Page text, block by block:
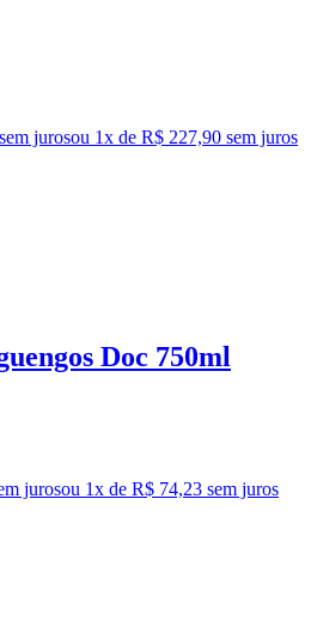
jurosou 1x de R$ 227,90 sem juros
Doc 750ml
jurosou 1x de R$ 74,23 sem juros